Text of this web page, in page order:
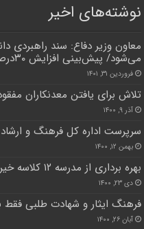
نوشته‌های اخیر
معاون وزیر دفاع: سند راهبردی
می‌شود/ پیش‌بینی افزایش ۳۰درصدی صادرات
فروردین ۳۱, ۱۴۰۱
تلاش برای یافتن معدنکاران
آذر ۹, ۱۴۰۰
سرپرست اداره کل فرهنگ و
بهمن ۱۲, ۱۴۰۰
بهره برداری از مدرسه ۱۲ کلاسه خیر ساز در مهرشهر
دی ۲۳, ۱۴۰۰
فرهنگ ایثار و شهادت طلبی
آبان ۲۶, ۱۴۰۰